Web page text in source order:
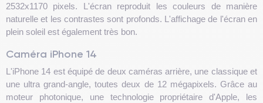
2532x1170 pixels. L'écran reproduit les couleurs de manière
naturelle et les contrastes sont profonds. L'affichage de l'écran en
plein soleil est également très bon.
Caméra iPhone 14
L'iPhone 14 est équipé de deux caméras arrière, une classique et
une ultra grand-angle, toutes deux de 12 mégapixels. Grâce au
moteur photonique, une technologie propriétaire d'Apple, les